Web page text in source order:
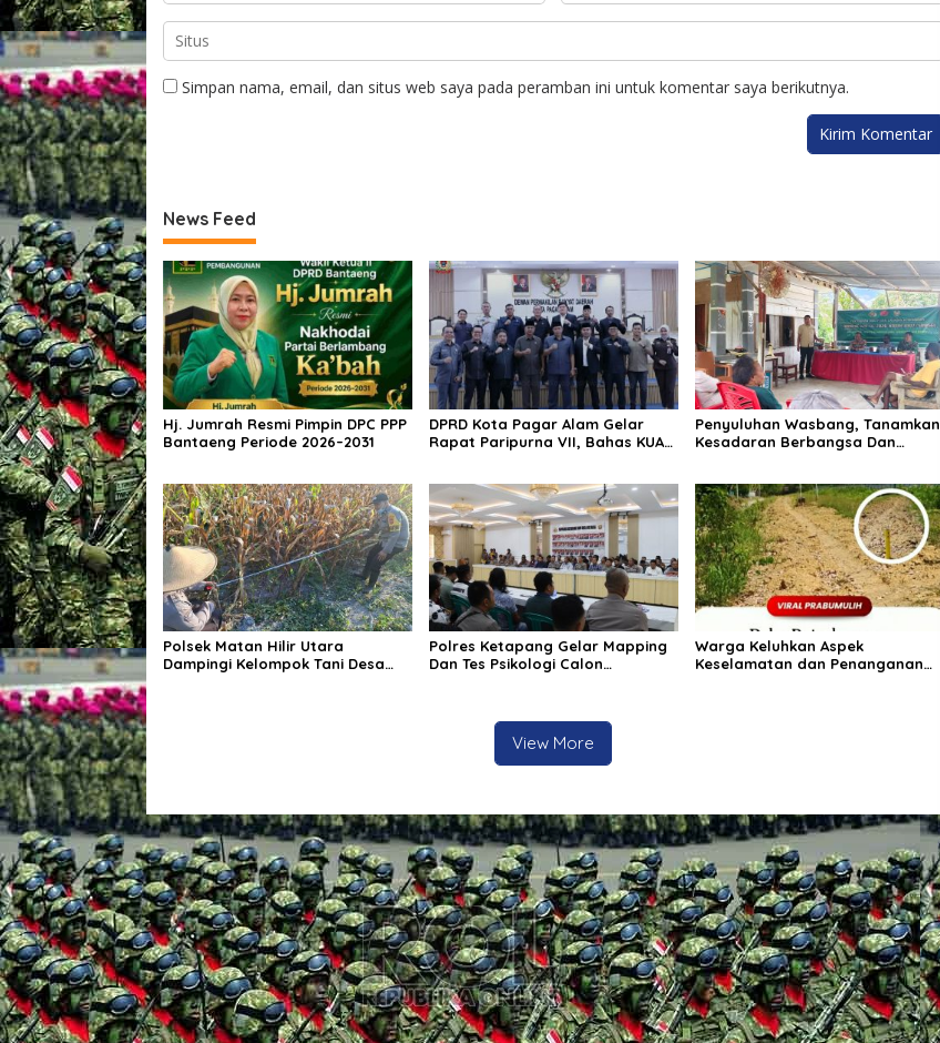
Simpan nama, email, dan situs web saya pada peramban ini untuk komentar saya berikutnya.
News Feed
Hj. Jumrah Resmi Pimpin DPC PPP
Bantaeng Periode 2026–2031
DPRD Kota Pagar Alam Gelar
Rapat Paripurna VII, Bahas KUA-
Penyuluhan Wasbang, Tanamkan
Kesadaran Berbangsa Dan
Polsek Matan Hilir Utara
Dampingi Kelompok Tani Desa
Polres Ketapang Gelar Mapping
Dan Tes Psikologi Calon
Warga Keluhkan Aspek
Keselamatan dan Penanganan
View More